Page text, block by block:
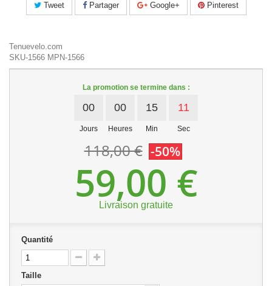
Tweet Partager Google+ Pinterest
Tenuevelo.com
SKU-1566 MPN-1566
La promotion se termine dans :
00
Jours
00
Heures
15
Min
11
Sec
118,00 € -50%
59,00 €
Livraison gratuite
Quantité
Taille